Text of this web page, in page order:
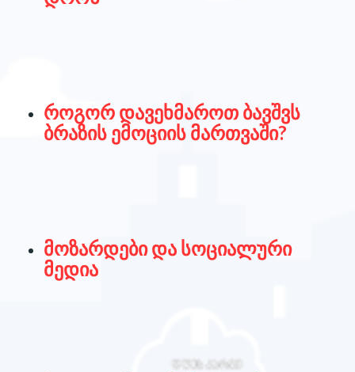
როგორ დავეხმაროთ ბავშვს
ბრაზის ემოციის მართვაში?
მოზარდები და სოციალური
მედია